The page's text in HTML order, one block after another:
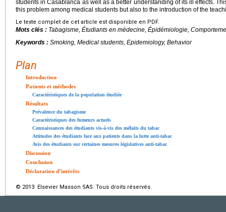
students in Casablanca as well as a better understanding of its ill effects.
this problem among medical students but also to the introduction of the
Le texte complet de cet article est disponible en PDF.
Mots clés : Tabagisme, Étudiants en médecine, Épidémiologie,
Keywords : Smoking, Medical students, Epidemiology, Behavior
Plan
Introduction
Patients et méthodes
Caractéristiques de la population étudiée
Résultats
Prévalence du tabagisme
Caractéristiques des fumeurs actuels
Connaissances des étudiants vis-à-vis des méfaits du tabac
Attitudes des étudiants face aux patients dans la lutte anti-tabac
Avis des étudiants sur certaines mesures législatives anti-tabac
Discussion
Conclusion
Déclaration d’intérêts
© 2013 Elsevier Masson SAS. Tous droits réservés.